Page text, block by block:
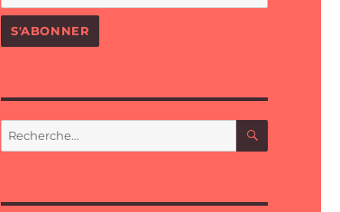
Recherche
pour :